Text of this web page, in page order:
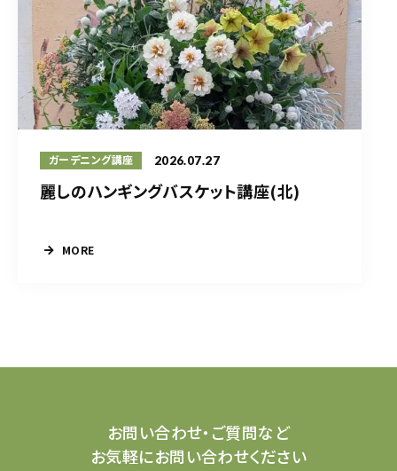
ガーデニング講座 2026.07.27
麗しのハンギングバスケット講座(北)
MORE
お問い合わせ・ご質問など
お気軽にお問い合わせください